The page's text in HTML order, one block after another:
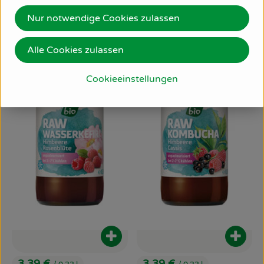
Produkt zum Warenkorb
Cookieeinstellungen
Nur notwendige Cookies zulassen
Alle Cookies zulassen